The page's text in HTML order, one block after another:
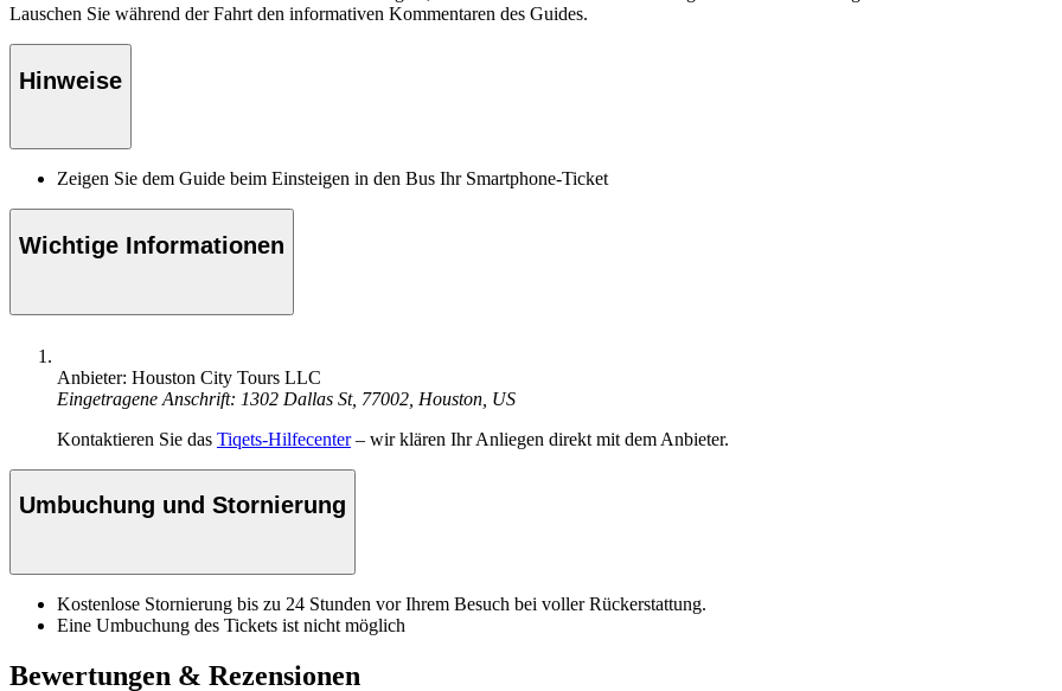
Lauschen Sie während der Fahrt den informativen Kommentaren des Guides.
Hinweise
Zeigen Sie dem Guide beim Einsteigen in den Bus Ihr Smartphone-Ticket
Wichtige Informationen
Anbieter: Houston City Tours LLC
Eingetragene Anschrift: 1302 Dallas St, 77002, Houston, US
Kontaktieren Sie das Tiqets-Hilfecenter– wir klären Ihr Anliegen direkt mit dem Anbieter.
Umbuchung und Stornierung
Kostenlose Stornierung bis zu 24 Stunden vor Ihrem Besuch bei voller Rückerstattung.
Eine Umbuchung des Tickets ist nicht möglich
Bewertungen & Rezensionen